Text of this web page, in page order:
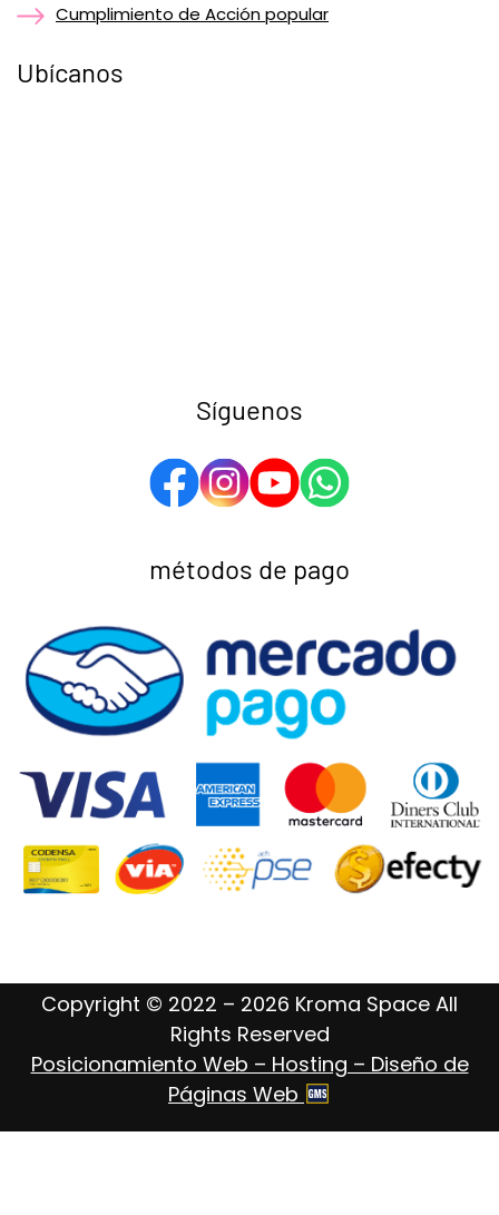
Cumplimiento de Acción popular
Ubícanos
Síguenos
métodos de pago
Copyright © 2022 – 2026 Kroma Space All
Rights Reserved
Posicionamiento Web – Hosting – Diseño de
Páginas Web